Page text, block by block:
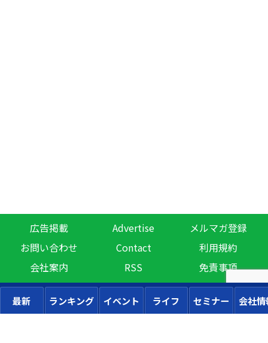
広告掲載 Advertise
メルマガ登録
お問い合わせ
Contact
利用規約
会社案内
RSS 免責事項
最新 ランキング イベント ライフ セミナー 会社